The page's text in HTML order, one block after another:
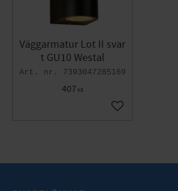
Väggarmatur Lot II svar
t GU10 Westal
7393047285169
407 KR
Gem som favorit